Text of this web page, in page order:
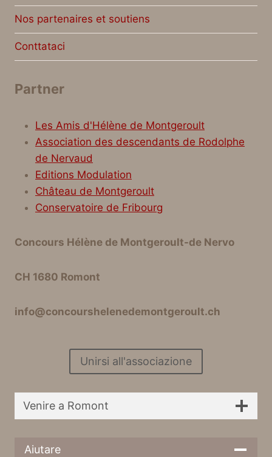
Nos partenaires et soutiens
Conttataci
Partner
Les Amis d'Hélène de Montgeroult
Association des descendants de Rodolphe
de Nervaud
Editions Modulation
Château de Montgeroult
Conservatoire de Fribourg
Concours Hélène de Montgeroult-de Nervo
CH 1680 Romont
info@concourshelenedemontgeroult.ch
Unirsi all'associazione
Venire a Romont
Aiutare